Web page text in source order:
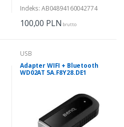
Indeks: AB04894160042774
100,00 PLN brutto
USB
Adapter WIFI + Bluetooth
WD02AT 5A.F8Y28.DE1